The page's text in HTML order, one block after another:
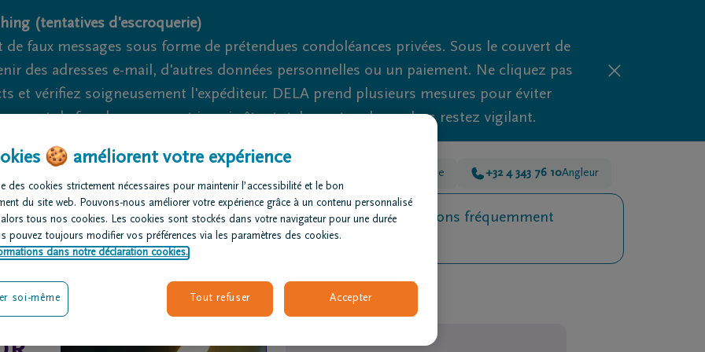
(tentatives d'escroquerie)
faux messages sous forme de prétendues condoléances privées. Sous le couvert de
des adresses e-mail, d'autres données personnelles ou un paiement. Ne cliquez pas
et vérifiez soigneusement l'expéditeur. DELA prend plusieurs mesures pour éviter
et de fraude ne peuvent jamais être totalement exclues, alors restez vigilant.
Grivegnée +32 4 343 76 10Angleur
des
Avis de
décès
Nos centres
funéraires
Questions fréquemment
🍪 améliorent votre expérience
des cookies strictement nécessaires pour maintenir l’accessibilité et le bon
du site web. Pouvons-nous améliorer votre expérience grâce à un contenu personnalisé
alors tous nos cookies. Les cookies sont stockés dans votre navigateur pour une durée
pouvez toujours modifier vos préférences via les paramètres des cookies.
dans notre déclaration cookies.
Tout refuser Accepter
soi-même